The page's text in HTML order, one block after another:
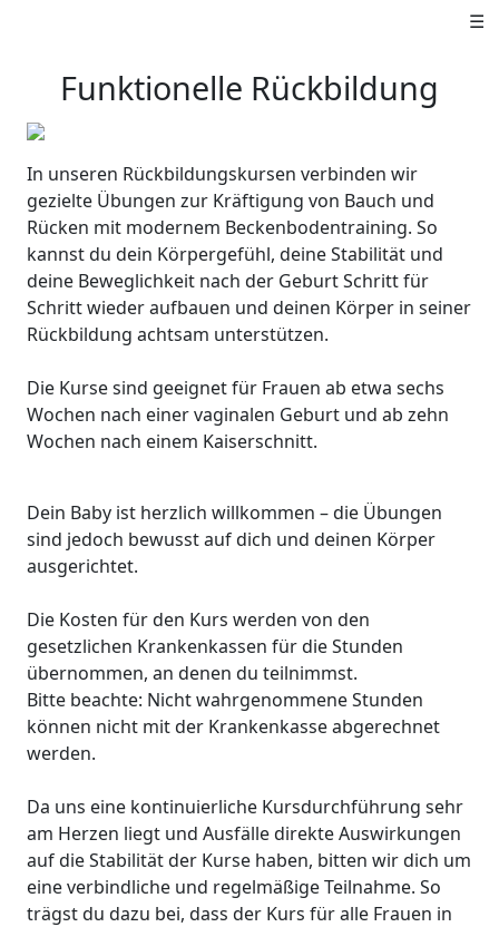
☰
Funktionelle Rückbildung
In unseren Rückbildungskursen verbinden wir
gezielte Übungen zur Kräftigung von Bauch und
Rücken mit modernem Beckenbodentraining. So
kannst du dein Körpergefühl, deine Stabilität und
deine Beweglichkeit nach der Geburt Schritt für
Schritt wieder aufbauen und deinen Körper in seiner
Rückbildung achtsam unterstützen.
Die Kurse sind geeignet für Frauen ab etwa sechs
Wochen nach einer vaginalen Geburt und ab zehn
Wochen nach einem Kaiserschnitt.
Dein Baby ist herzlich willkommen – die Übungen
sind jedoch bewusst auf dich und deinen Körper
ausgerichtet.
Die Kosten für den Kurs werden von den
gesetzlichen Krankenkassen für die Stunden
übernommen, an denen du teilnimmst.
Bitte beachte: Nicht wahrgenommene Stunden
können nicht mit der Krankenkasse abgerechnet
werden.
Da uns eine kontinuierliche Kursdurchführung sehr
am Herzen liegt und Ausfälle direkte Auswirkungen
auf die Stabilität der Kurse haben, bitten wir dich um
eine verbindliche und regelmäßige Teilnahme. So
trägst du dazu bei, dass der Kurs für alle Frauen in